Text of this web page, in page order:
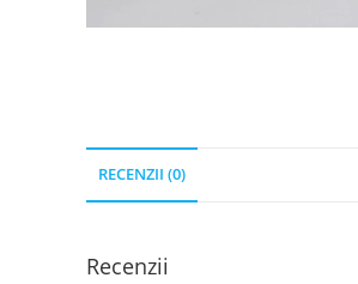
RECENZII (0)
Recenzii